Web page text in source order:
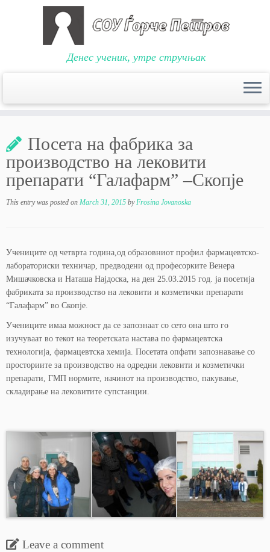
content
Денес ученик, утре стручњак
Посета на фабрика за
производство на лековити
препарати “Галафарм” –Скопје
This entry was posted on March 31, 2015 byFrosina Jovanoska
Учениците од четврта година,од образовниот профил фармацевтско-
лабораториски техничар, предводени од професорките Венера
Мишачковска и Наташа Најдоска, на ден 25.03.2015 год. ја посетија
фабриката за производство на лековити и козметички препарати
“Галафарм” во Скопје.
Учениците имаа можност да се запознаат со сето она што го
изучуваат во текот на теоретската настава по фармацевтска
технологија, фармацевтска хемија. Посетата опфати запознавање со
просториите за производство на одредни лековити и козметички
препарати, ГМП нормите, начинот на производство, пакување,
складирање на лековитите супстанции.
Leave a comment